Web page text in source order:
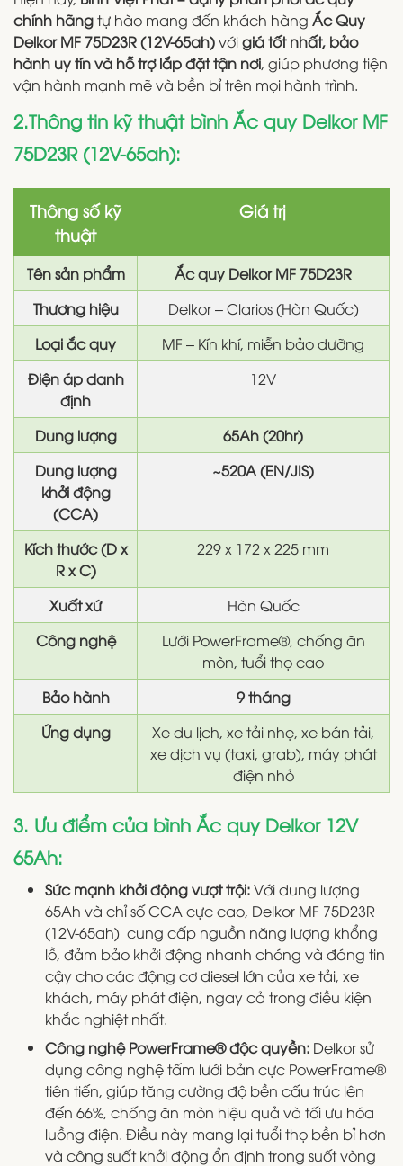
chính hãngtự hào mang đến khách hàng Ắc Quy
Delkor MF 75D23R (12V-65ah)vớigiá tốt nhất, bảo
hành uy tín và hỗ trợ lắp đặt tận nơi, giúp phương tiện
vận hành mạnh mẽ và bền bỉ trên mọi hành trình.
2.Thông tin kỹ thuật bình Ắc quy Delkor MF
75D23R (12V-65ah):
Thông số kỹ
thuật
Giá trị
Tên sản phẩm
Ắc quy Delkor MF 75D23R
Thương hiệu
Delkor – Clarios (Hàn Quốc)
Loại ắc quy
MF – Kín khí, miễn bảo dưỡng
Điện áp danh
định
12V
Dung lượng
65Ah (20hr)
Dung lượng
khởi động
(CCA)
~520A (EN/JIS)
Kích thước (D x
R x C)
229 x 172 x 225 mm
Xuất xứ
Hàn Quốc
Công nghệ
Lưới PowerFrame®, chống ăn
mòn, tuổi thọ cao
Bảo hành
9 tháng
Ứng dụng
Xe du lịch, xe tải nhẹ, xe bán tải,
xe dịch vụ (taxi, grab), máy phát
điện nhỏ
3. Ưu điểm của bình Ắc quy Delkor 12V
65Ah:
Sức mạnh khởi động vượt trội:Với dung lượng
65Ah và chỉ số CCA cực cao, Delkor MF 75D23R
(12V-65ah) cung cấp nguồn năng lượng khổng
lồ, đảm bảo khởi động nhanh chóng và đáng tin
cậy cho các động cơ diesel lớn của xe tải, xe
khách, máy phát điện, ngay cả trong điều kiện
khắc nghiệt nhất.
Công nghệ PowerFrame® độc quyền: Delkor sử
dụng công nghệ tấm lưới bản cực PowerFrame®
tiên tiến, giúp tăng cường độ bền cấu trúc lên
đến 66%, chống ăn mòn hiệu quả và tối ưu hóa
luồng điện. Điều này mang lại tuổi thọ bền bỉ hơn
và công suất khởi động ổn định trong suốt vòng